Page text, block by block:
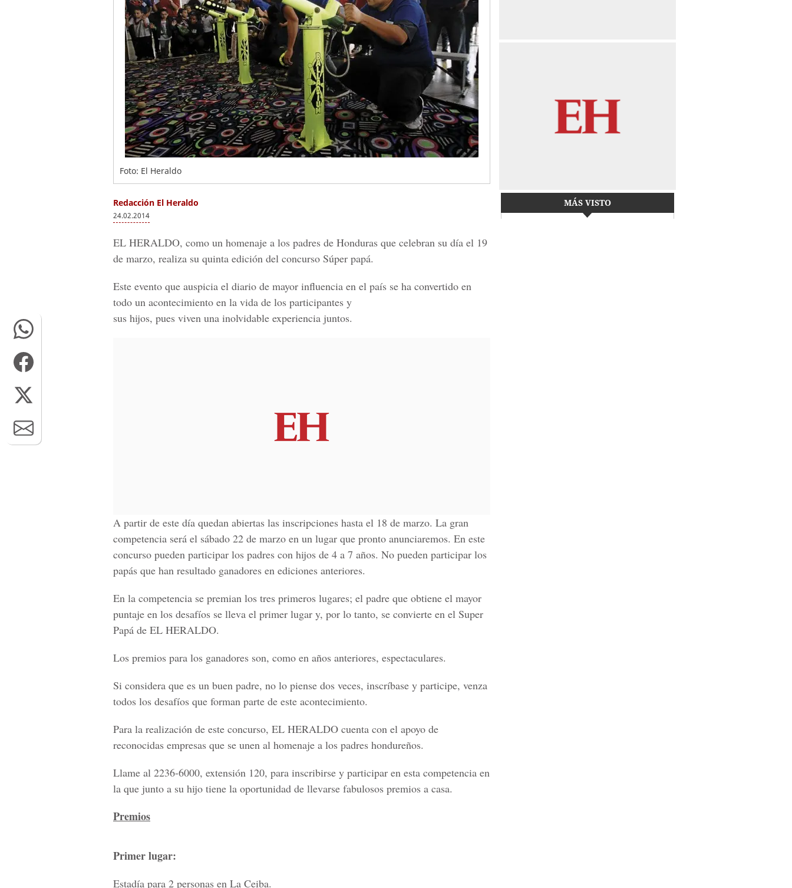
Foto: El Heraldo
Redacción El Heraldo
24.02.2014
EL HERALDO, como un homenaje a los padres de Honduras que celebran su día el 19
de marzo, realiza su quinta edición del concurso Súper papá.
Este evento que auspicia el diario de mayor influencia en el país se ha convertido en
todo un acontecimiento en la vida de los participantes y
sus hijos, pues viven una inolvidable experiencia juntos.
A partir de este día quedan abiertas las inscripciones hasta el 18 de marzo. La gran
competencia será el sábado 22 de marzo en un lugar que pronto anunciaremos. En este
concurso pueden participar los padres con hijos de 4 a 7 años. No pueden participar los
papás que han resultado ganadores en ediciones anteriores.
En la competencia se premian los tres primeros lugares; el padre que obtiene el mayor
puntaje en los desafíos se lleva el primer lugar y, por lo tanto, se convierte en el Super
Papá de EL HERALDO.
Los premios para los ganadores son, como en años anteriores, espectaculares.
Si considera que es un buen padre, no lo piense dos veces, inscríbase y participe, venza
todos los desafíos que forman parte de este acontecimiento.
Para la realización de este concurso, EL HERALDO cuenta con el apoyo de
reconocidas empresas que se unen al homenaje a los padres hondureños.
Llame al 2236-6000, extensión 120, para inscribirse y participar en esta competencia en
la que junto a su hijo tiene la oportunidad de llevarse fabulosos premios a casa.
Premios
Primer lugar:
Estadía para 2 personas en La Ceiba.
MÁS VISTO